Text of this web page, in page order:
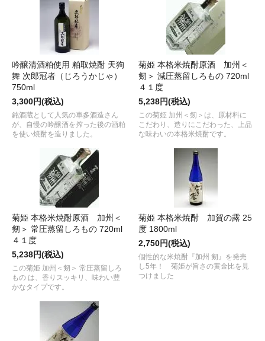
吟醸清酒粕使用 粕取焼酎 天狗
舞 次郎冠者（じろうかじゃ）
750ml
3,300円(税込)
銘酒蔵として人気の車多酒造さん
が、自慢の吟醸酒を搾った後の酒粕
を使い焼酎を造りました。
菊姫 本格米焼酎原酒 加州＜
剱＞ 減圧蒸留しろもの 720ml
４１度
5,238円(税込)
この菊姫 加州＜剱＞は、原材料に
こだわり、造りにこだわった、上品
な味わいの本格米焼酎です。
菊姫 本格米焼酎原酒 加州＜
剱＞ 常圧蒸留しろもの 720ml
４１度
5,238円(税込)
この菊姫 加州＜剱＞ 常圧蒸留しろ
もの は、香りスッキリ、味わい豊
かなタイプです。
菊姫 本格米焼酎 加賀の露 25
度 1800ml
2,750円(税込)
個性的な米焼酎『加州 剱』を発売
し5年！ 菊姫が旨さの黄金比を見
つけました